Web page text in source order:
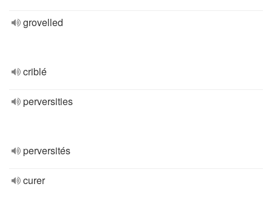
grovelled
criblé
perversities
perversités
curer